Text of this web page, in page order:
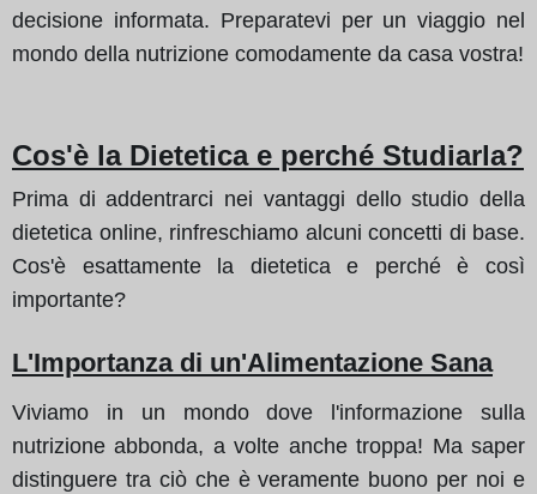
decisione informata. Preparatevi per un viaggio nel
mondo della nutrizione comodamente da casa vostra!
Cos'è la Dietetica e perché Studiarla?
Prima di addentrarci nei vantaggi dello studio della
dietetica online, rinfreschiamo alcuni concetti di base.
Cos'è esattamente la dietetica e perché è così
importante?
L'Importanza di un'Alimentazione Sana
Viviamo in un mondo dove l'informazione sulla
nutrizione abbonda, a volte anche troppa! Ma saper
distinguere tra ciò che è veramente buono per noi e